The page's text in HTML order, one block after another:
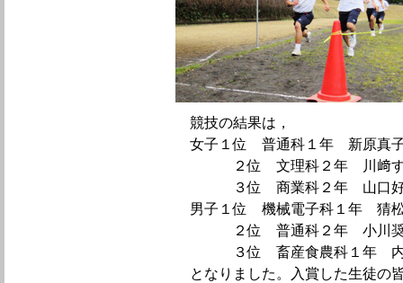
競技の結果は，
女子１位 普通科１年 新原真
２位 文理科２年 川﨑す
３位 商業科２年 山口
男子１位 機械電子科１年 猜
２位 普通科２年 小川奨
３位 畜産食農科１年 内
となりました。入賞した生徒の